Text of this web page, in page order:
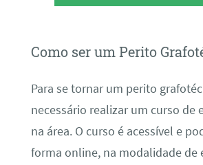
Como ser um Perito
Para se tornar um perito
necessário realizar um curso de
na área. O curso é acessível e
forma online, na modalidade de